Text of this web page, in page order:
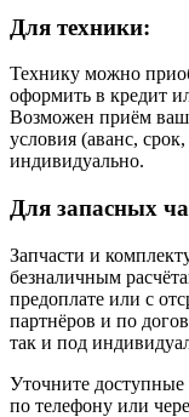
Для техники:
Технику можно
оформить в кредит
Возможен приём
условия (аванс,
индивидуально.
Для запасных
Запчасти и
безналичным
предоплате или с
партнёров и по
так и под
Уточните
по телефону или